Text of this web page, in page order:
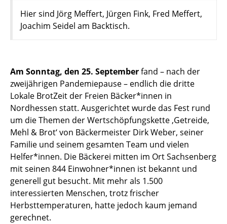
Hier sind Jörg Meffert, Jürgen Fink, Fred Meffert,
Joachim Seidel am Backtisch.
Am Sonntag, den 25. Septemberfand – nach der
zweijährigen Pandemiepause – endlich die dritte
Lokale BrotZeit der Freien Bäcker*innen in
Nordhessen statt. Ausgerichtet wurde das Fest rund
um die Themen der Wertschöpfungskette ‚Getreide,
Mehl & Brot‘ von Bäckermeister Dirk Weber, seiner
Familie und seinem gesamten Team und vielen
Helfer*innen. Die Bäckerei mitten im Ort Sachsenberg
mit seinen 844 Einwohner*innen ist bekannt und
generell gut besucht. Mit mehr als 1.500
interessierten Menschen, trotz frischer
Herbsttemperaturen, hatte jedoch kaum jemand
gerechnet.